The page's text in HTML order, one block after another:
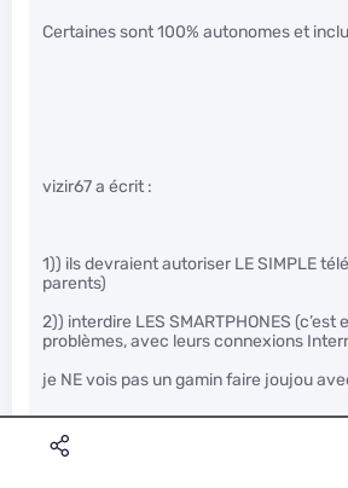
Certaines sont 100% autonomes et
vizir67 a écrit :
1)) ils devraient autoriser LE SIMPLE
parents)
2)) interdire LES SMARTPHONES
problèmes, avec leurs connexions
je NE vois pas un gamin faire joujou
Pourquoi ils devraient avertir les